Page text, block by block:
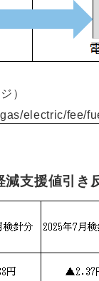
ジ）
electric/fee/
支援値引き